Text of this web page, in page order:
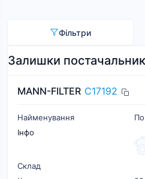
Фільтри
Залишки
MANN-FILTER C17192
Найменування
Інфо
Склад